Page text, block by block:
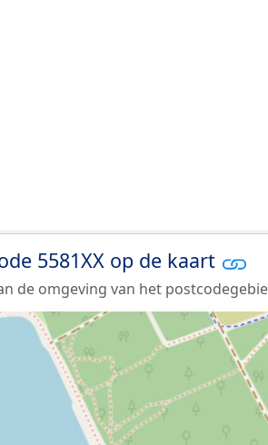
5581XX op de kaart
de omgeving van het